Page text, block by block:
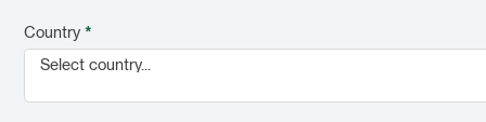
Country *
Select country...